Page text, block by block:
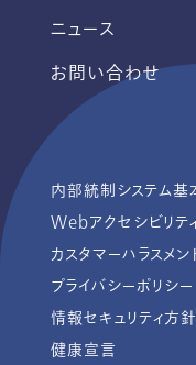
ニュース
お問い合わせ
内部統制システム基
Webアクセシビリテ
カスタマーハラスメ
プライバシーポリシー
情報セキュリティ方針
健康宣言